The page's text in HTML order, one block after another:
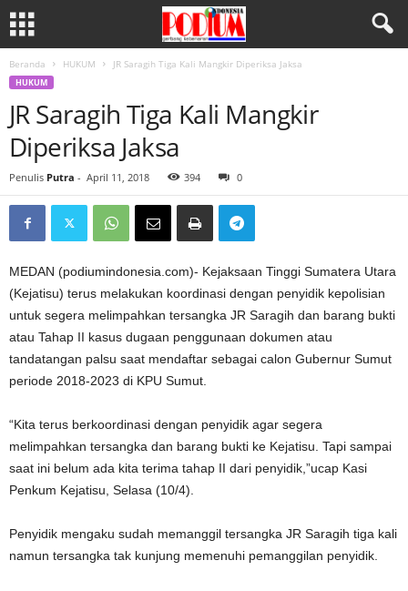
Beranda HUKUM JR Saragih Tiga Kali Mangkir Diperiksa Jaksa
HUKUM
JR Saragih Tiga Kali Mangkir
Diperiksa Jaksa
Penulis Putra - April 11, 2018 394 0
MEDAN (podiumindonesia.com)- Kejaksaan Tinggi Sumatera Utara
(Kejatisu) terus melakukan koordinasi dengan penyidik kepolisian
untuk segera melimpahkan tersangka JR Saragih dan barang bukti
atau Tahap II kasus dugaan penggunaan dokumen atau
tandatangan palsu saat mendaftar sebagai calon Gubernur Sumut
periode 2018-2023 di KPU Sumut.
“Kita terus berkoordinasi dengan penyidik agar segera
melimpahkan tersangka dan barang bukti ke Kejatisu. Tapi sampai
saat ini belum ada kita terima tahap II dari penyidik,”ucap Kasi
Penkum Kejatisu, Selasa (10/4).
Penyidik mengaku sudah memanggil tersangka JR Saragih tiga kali
namun tersangka tak kunjung memenuhi pemanggilan penyidik.